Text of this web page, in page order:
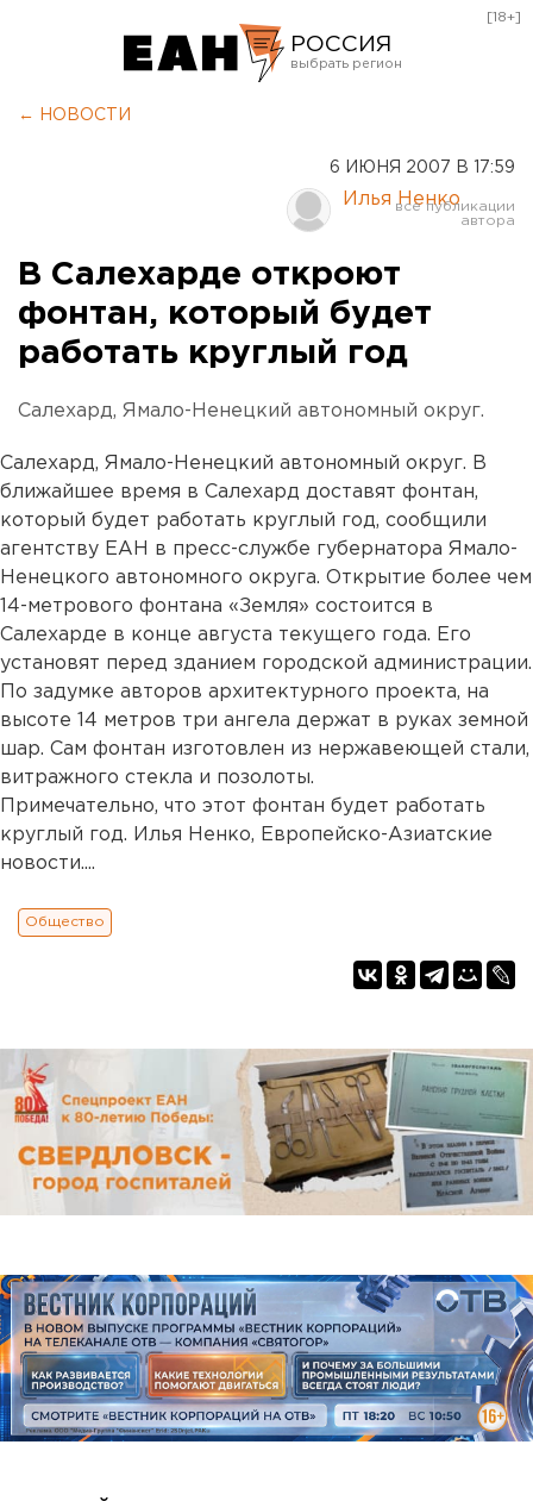
РОССИЯ
Курган
Оренбург
[18+]
← НОВОСТИ
6 ИЮНЯ 2007 В 17:59
Илья Ненко
В Салехарде откроют
фонтан, который будет
работать круглый год
Салехард, Ямало-Ненецкий автономный округ.
Салехард, Ямало-Ненецкий автономный округ. В
ближайшее время в Салехард доставят фонтан,
который будет работать круглый год, сообщили
агентству ЕАН в пресс-службе губернатора Ямало-
Ненецкого автономного округа. Открытие более чем
14-метрового фонтана «Земля» состоится в
Салехарде в конце августа текущего года. Его
установят перед зданием городской администрации.
По задумке авторов архитектурного проекта, на
высоте 14 метров три ангела держат в руках земной
шар. Сам фонтан изготовлен из нержавеющей стали,
витражного стекла и позолоты.
Примечательно, что этот фонтан будет работать
круглый год. Илья Ненко, Европейско-Азиатские
новости....
Общество